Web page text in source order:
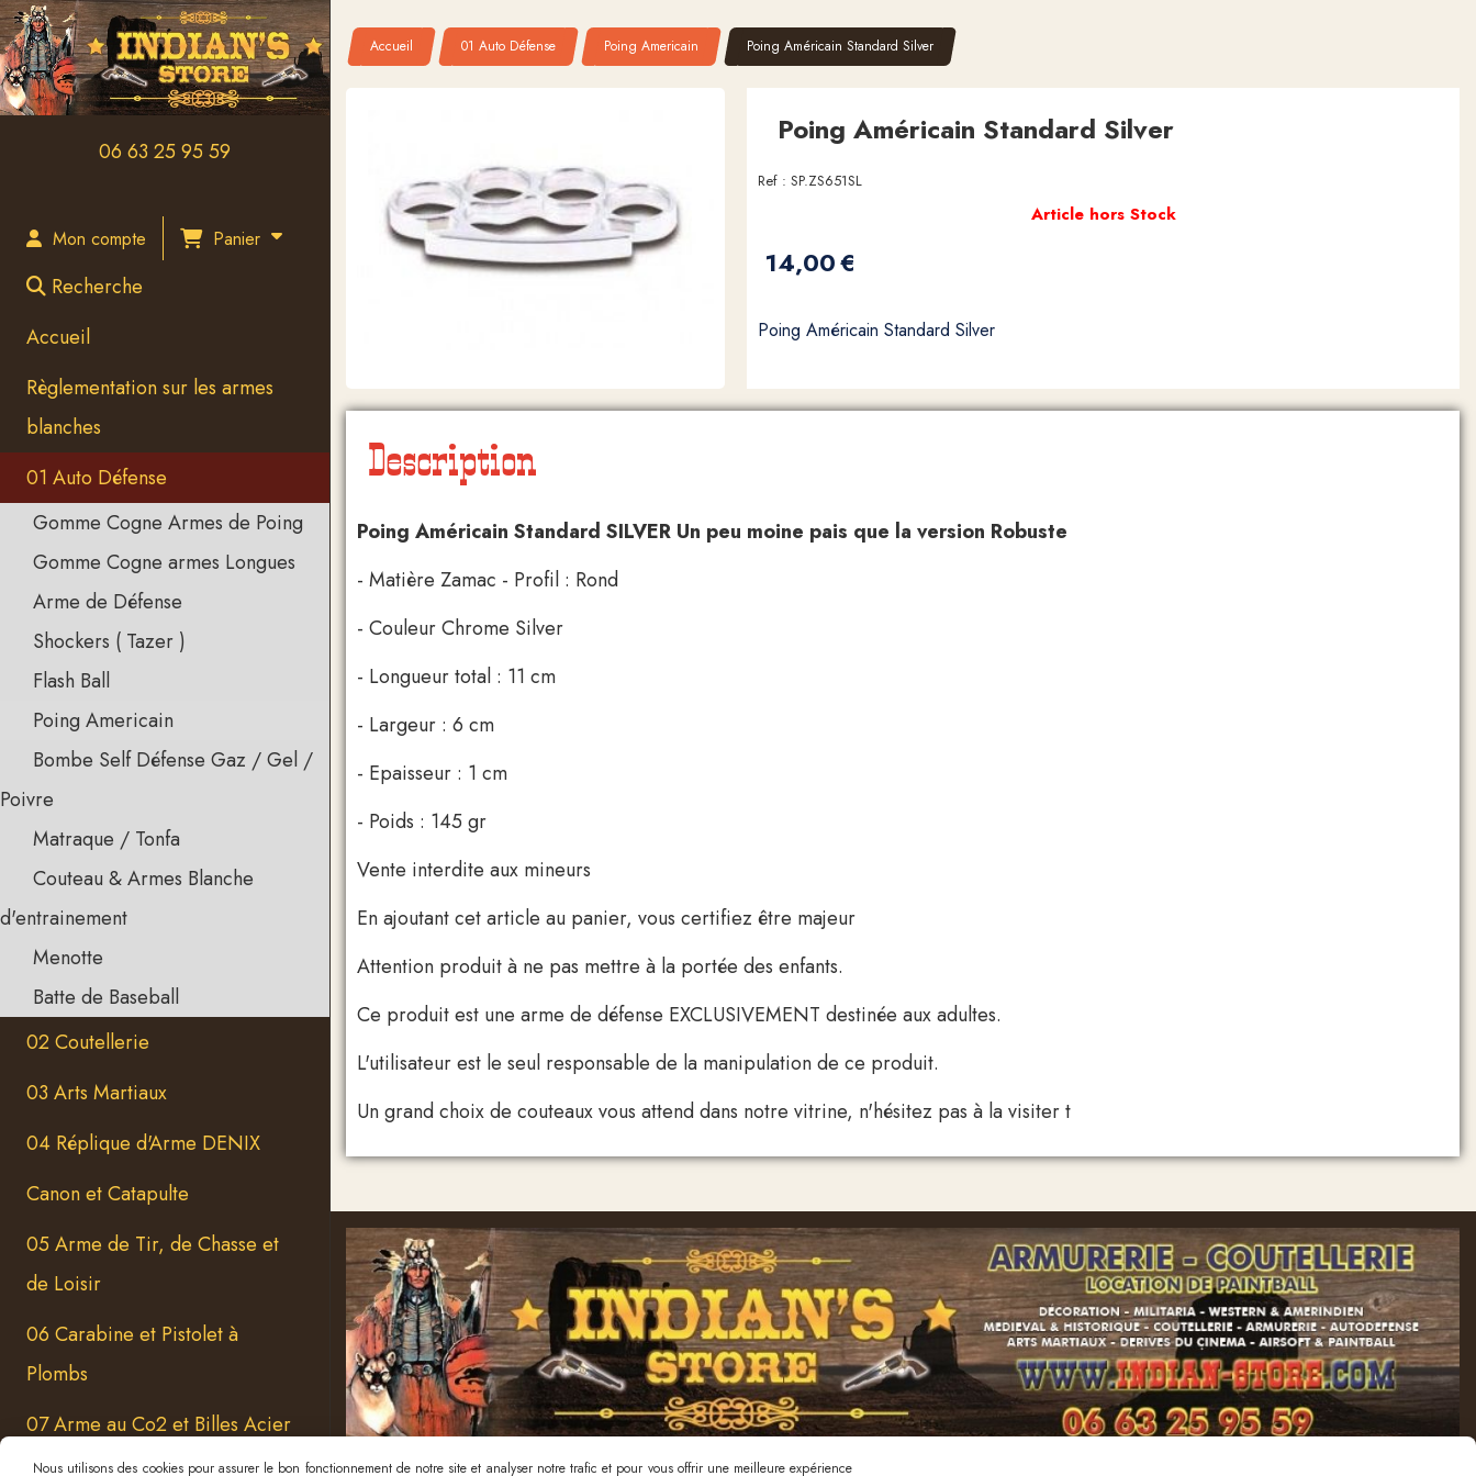
06 63 25 95 59
Mon compte Panier
Recherche
Accueil
Règlementation sur les armes
blanches
01 Auto Défense
Gomme Cogne Armes de Poing
Gomme Cogne armes Longues
Arme de Défense
Shockers ( Tazer )
Flash Ball
Poing Americain
Bombe Self Défense Gaz / Gel /
Poivre
Matraque / Tonfa
Couteau & Armes Blanche
d'entrainement
Menotte
Batte de Baseball
02 Coutellerie
03 Arts Martiaux
04 Réplique d'Arme DENIX
Canon et Catapulte
05 Arme de Tir, de Chasse et
de Loisir
06 Carabine et Pistolet à
Plombs
07 Arme au Co2 et Billes Acier
Accueil 01 Auto Défense Poing Americain Poing Américain Standard Silver
Poing Américain Standard Silver
Ref : SP.ZS651SL
14,00€
Article hors Stock
Poing Américain Standard Silver
Description
Poing Américain Standard SILVER Un peu moine pais que la version Robuste
- Matière Zamac - Profil : Rond
- Couleur Chrome Silver
- Longueur total : 11 cm
- Largeur : 6 cm
- Epaisseur : 1 cm
- Poids : 145 gr
Vente interdite aux mineurs
En ajoutant cet article au panier, vous certifiez être majeur
Attention produit à ne pas mettre à la portée des enfants.
Ce produit est une arme de défense EXCLUSIVEMENT destinée aux adultes.
L'utilisateur est le seul responsable de la manipulation de ce produit.
Un grand choix de couteaux vous attend dans notre vitrine, n'hésitez pas à la visiter t
Panneau de gestion des cookies
Nous utilisons des cookies pour assurer le bon fonctionnement de notre site et analyser notre trafic et pour vous offrir une meilleure expérience